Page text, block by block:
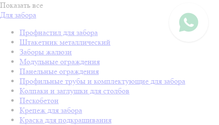
Показать все
Для забора
Профнастил для забора
Штакетник металлический
Заборы жалюзи
Модульные ограждения
Панельные ограждения
Профильные трубы и комплектующие для забора
Колпаки и заглушки для столбов
Пескобетон
Крепеж для забора
Краска для подкрашивания